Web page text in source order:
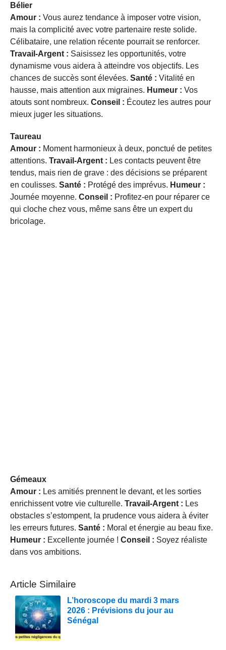
Bélier
Amour : Vous aurez tendance à imposer votre vision,
mais la complicité avec votre partenaire reste solide.
Célibataire, une relation récente pourrait se renforcer.
Travail-Argent : Saisissez les opportunités, votre
dynamisme vous aidera à atteindre vos objectifs. Les
chances de succès sont élevées. Santé : Vitalité en
hausse, mais attention aux migraines. Humeur : Vos
atouts sont nombreux. Conseil : Écoutez les autres pour
mieux juger les situations.
Taureau
Amour : Moment harmonieux à deux, ponctué de petites
attentions. Travail-Argent : Les contacts peuvent être
tendus, mais rien de grave : des décisions se préparent
en coulisses. Santé : Protégé des imprévus. Humeur :
Journée moyenne. Conseil : Profitez-en pour réparer ce
qui cloche chez vous, même sans être un expert du
bricolage.
Gémeaux
Amour : Les amitiés prennent le devant, et les sorties
enrichissent votre vie culturelle. Travail-Argent : Les
obstacles s’estompent, la prudence vous aidera à éviter
les erreurs futures. Santé : Moral et énergie au beau fixe.
Humeur : Excellente journée ! Conseil : Soyez réaliste
dans vos ambitions.
Article Similaire
L’horoscope du mardi 3 mars
2026 : Prévisions du jour au
Sénégal